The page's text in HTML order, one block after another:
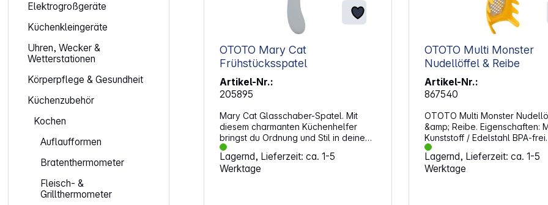
Elektrogroßgeräte
Küchenkleingeräte
Uhren, Wecker &
Wetterstationen
Körperpflege & Gesundheit
Küchenzubehör
Kochen
Auflaufformen
Bratenthermometer
Fleisch- &
Grillthermometer
OTOTO Mary Cat
Frühstücksspatel
Artikel-Nr.:
205895
Mary Cat Glasschaber-Spatel. Mit
diesem charmanten Küchenhelfer
bringst du Ordnung und Stil in deine
Vorräte. Die Kitty Catainers sind nicht
nur niedlich, sondern auch praktisch –
sie halten deine Zutaten frisch und
Lagernd, Lieferzeit: ca. 1-5
Werktage
OTOTO Multi Monster
Nudellöffel & Reibe
Artikel-Nr.:
867540
OTOTO Multi Monster
&amp; Reibe. Eigenschaften: Material:
Kunststoff / Edelstahl BPA-frei
Lebensmittelecht Beständig gegen
kochendes Wasser
Spülmaschinenfest
Lagernd, Lieferzeit: ca. 1-5
Werktage